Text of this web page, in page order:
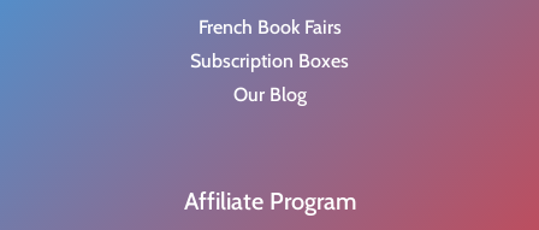
French Book Fairs
Subscription Boxes
Our Blog
Affiliate Program